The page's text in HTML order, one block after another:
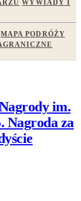
WYWIADY I
MAPA PODRÓŻY
im.
Nagroda za